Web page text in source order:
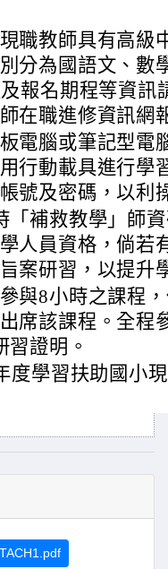
職教師具有高級
分為國語文、數
報名期程等資訊
在職進修資訊網
電腦或筆記型電
行動載具進行學
號及密碼，以利
「補救教學」師
學人員資格，倘
案研習，以提升
與8小時之課程
席該課程。全程
習證明。
度學習扶助國小